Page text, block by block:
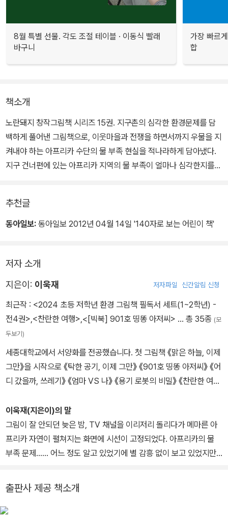
8월 특별 선물. 각도 조절 테이블 · 이동식 빨래
바구니
가장 빠르
합
책소개
노란돼지 창작그림책 시리즈 15권. 지구촌의 심각한 환경문제를 담
백하게 풀어낸 그림책으로, 이웃마을과 전쟁을 하면서까지 우물을 지
켜내야 하는 아프리카 수단의 물 부족 현실을 적나라하게 담아냈다.
지구 건너편에 있는 아프리카 지역의 물 부족이 얼마나 심각한지를
아무 생각 없이 물을 사용하며 지내는 대한민국의 맑음이 가족과는
달리, 식수를 얻기 위해 이글거리는 태양 아래 먼지가 풀풀 날리는 사
추천글
동아일보: 동아일보 2012년 04월 14일 '140자로 보는 어린이 책'
저자 소개
지은이: 이욱재 저자파일 신간알림 신청
최근작 : <2024 초등 저학년 환경 그림책 필독서 세트(1~2학년) -
전4권>,<찬란한 여행>,<[빅북] 901호 띵똥 아저씨> … 총 35종 (모
두보기)
세종대학교에서 서양화를 전공했습니다. 첫 그림책 《맑은 하늘, 이제
그만》을 시작으로 《탁한 공기, 이제 그만》 《901호 띵똥 아저씨》 《어
디 갔을까, 쓰레기》 《엄마 VS 나》 《용기 로봇의 비밀》 《찬란한 여
어메이징 북쉘프 지속가능성 부문으로 선정되었습니다. 그림 한 장
한 장에 건강한 고민과 감동을 담기 위해 모든 노력을 다하고 있습니
다.
이욱재(지은이)의 말
그림이 잘 안되던 늦은 밤, TV 채널을 이리저리 돌리다가 메마른 아
프리카 자연이 펼쳐지는 화면에 시선이 고정되었다. 아프리카의 물
부족 문제…… 어느 정도 알고 있었기에 별 감흥 없이 보고 있었지만,
해서 시청을 하던 중 똑. 똑. 똑. 물 떨어지는 소리가 들렸다.
허둥지둥 부엌으로 달려가 물을 잠그는 주인공 맑음이의 모습은 바로
그 때의 내 모습이다.
출판사 제공 책소개